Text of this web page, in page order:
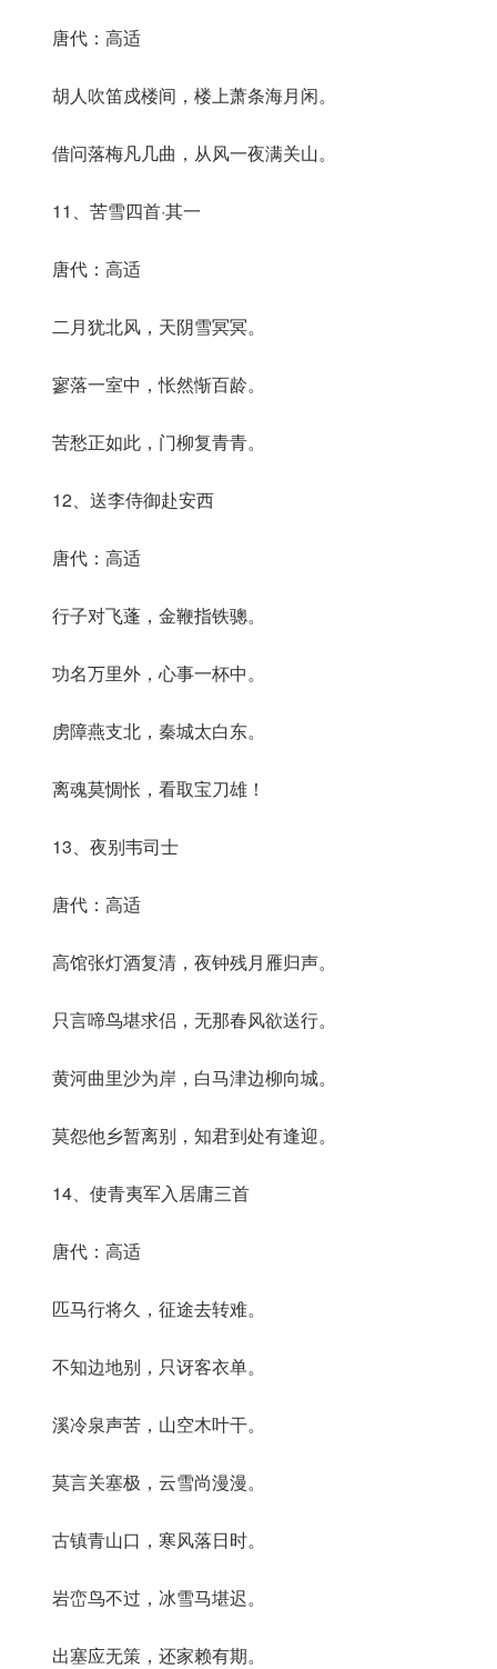
唐代：高适
胡人吹笛戍楼间，楼上萧条海月闲。
借问落梅凡几曲，从风一夜满关山。
11、苦雪四首·其一
唐代：高适
二月犹北风，天阴雪冥冥。
寥落一室中，怅然惭百龄。
苦愁正如此，门柳复青青。
12、送李侍御赴安西
唐代：高适
行子对飞蓬，金鞭指铁骢。
功名万里外，心事一杯中。
虏障燕支北，秦城太白东。
离魂莫惆怅，看取宝刀雄！
13、夜别韦司士
唐代：高适
高馆张灯酒复清，夜钟残月雁归声。
只言啼鸟堪求侣，无那春风欲送行。
黄河曲里沙为岸，白马津边柳向城。
莫怨他乡暂离别，知君到处有逢迎。
14、使青夷军入居庸三首
唐代：高适
匹马行将久，征途去转难。
不知边地别，只讶客衣单。
溪冷泉声苦，山空木叶干。
莫言关塞极，云雪尚漫漫。
古镇青山口，寒风落日时。
岩峦鸟不过，冰雪马堪迟。
出塞应无策，还家赖有期。